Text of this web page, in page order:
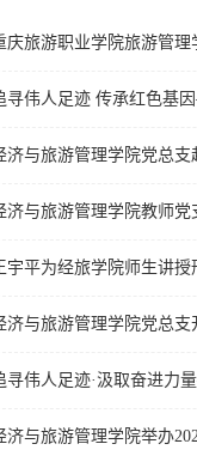
庆旅游职业学院旅游管
济与旅游管理学院党总
宇平为经旅学院师生讲授
济与旅游管理学院党总支
寻伟人足迹·汲取奋进力
济与旅游管理学院举办